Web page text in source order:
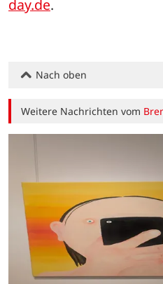
day.de.
Nach oben
Weitere Nachrichten vom